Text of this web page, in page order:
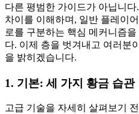
다른 평범한 가이드가 아닙니
차이를 이해하며, 일반 플레이
로를 구분하는 핵심 메커니즘
다. 이제 층을 벗겨내고 여러분
을 밝히겠습니다.
1. 기본: 세 가지 황금 습관
고급 기술을 자세히 살펴보기